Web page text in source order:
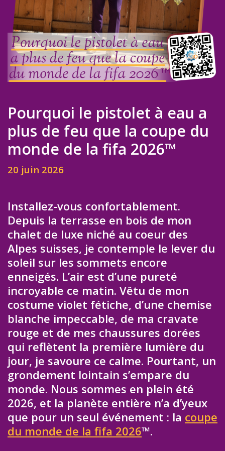
Pourquoi le pistolet à eau a
plus de feu que la coupe du
monde de la fifa 2026™
20 juin 2026
Installez-vous confortablement.
Depuis la terrasse en bois de mon
chalet de luxe niché au coeur des
Alpes suisses, je contemple le lever du
soleil sur les sommets encore
enneigés. L’air est d’une pureté
incroyable ce matin. Vêtu de mon
costume violet fétiche, d’une chemise
blanche impeccable, de ma cravate
rouge et de mes chaussures dorées
qui reflètent la première lumière du
jour, je savoure ce calme. Pourtant, un
grondement lointain s’empare du
monde. Nous sommes en plein été
2026, et la planète entière n’a d’yeux
que pour un seul événement : la coupe
du monde de la fifa 2026™.